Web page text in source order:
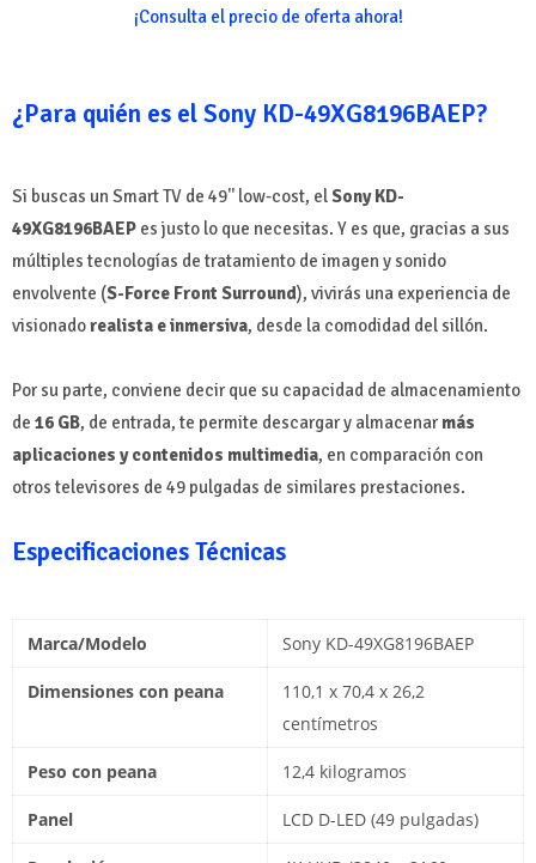
¡Consulta el precio de oferta ahora!
¿Para quién es el Sony KD-49XG8196BAEP?
Si buscas un Smart TV de 49'' low-cost, elSony KD-
49XG8196BAEP es justo lo que necesitas. Y es que, gracias a sus
múltiples tecnologías de tratamiento de imagen y sonido
envolvente (S-Force Front Surround), vivirás una experiencia de
visionadorealista e inmersiva, desde la comodidad del sillón.
Por su parte, conviene decir que su capacidad de almacenamiento
de 16 GB, de entrada, te permite descargar y almacenar más
aplicaciones y contenidos multimedia, en comparación con
otros televisores de 49 pulgadas de similares prestaciones.
Especificaciones Técnicas
Marca/Modelo Sony KD-49XG8196BAEP
Dimensiones con peana
110,1 x 70,4 x 26,2
centímetros
Peso con peana 12,4 kilogramos
Panel LCD D-LED (49 pulgadas)